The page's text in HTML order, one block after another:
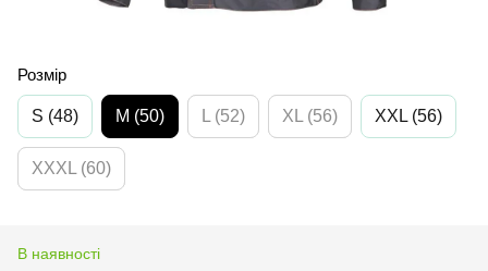
Розмір
S (48) M (50) L (52) XL (56) XXL (56)
XXXL (60)
В наявності